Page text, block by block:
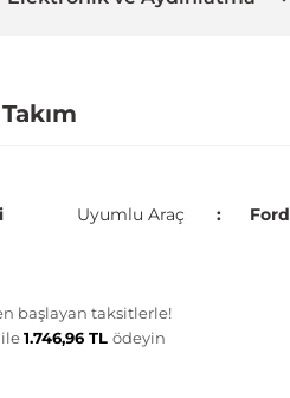
Uyumlu Araç Ford
başlayan taksitlerle!
ile1.746,96 TL ödeyin